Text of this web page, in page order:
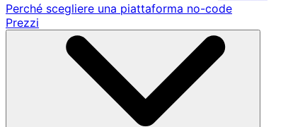
Perché scegliere una piattaforma no-code
Prezzi